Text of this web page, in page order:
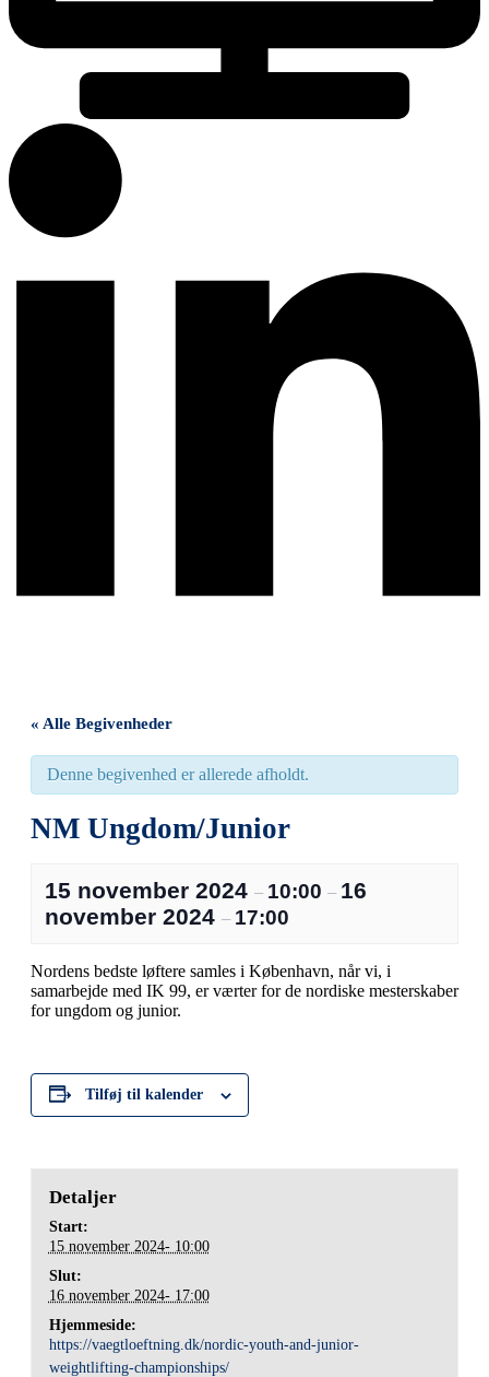
« Alle Begivenheder
Denne begivenhed er allerede afholdt.
NM Ungdom/Junior
15 november 2024 – 10:00 – 16
november 2024 – 17:00
Nordens bedste løftere samles i København, når vi, i
samarbejde med IK 99, er værter for de nordiske mesterskaber
for ungdom og junior.
Tilføj til kalender
Detaljer
Start:
15 november 2024- 10:00
Slut:
16 november 2024- 17:00
Hjemmeside:
https://vaegtloeftning.dk/nordic-youth-and-junior-
weightlifting-championships/